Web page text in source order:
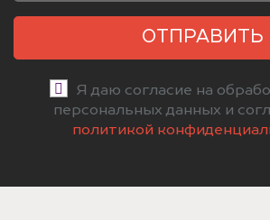
ОТПРАВИТЬ
Я даю согласие на
персональных данных и
политикой